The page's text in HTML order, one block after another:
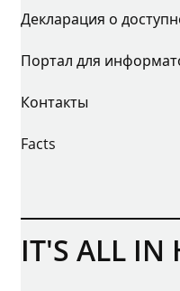
Декларация о
Портал для
Контакты
Facts
IT'S ALL IN